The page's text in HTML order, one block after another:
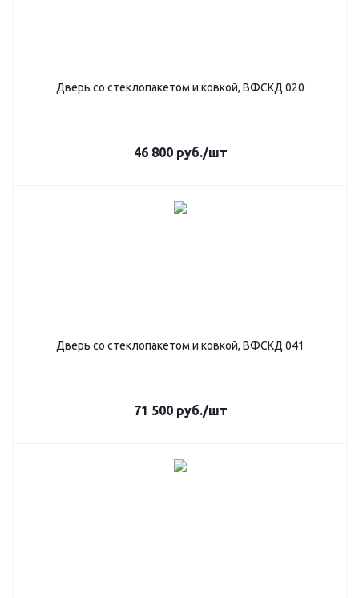
Дверь со стеклопакетом и ковкой, ВФСКД 020
46 800руб./шт
Дверь со стеклопакетом и ковкой, ВФСКД 041
71 500руб./шт